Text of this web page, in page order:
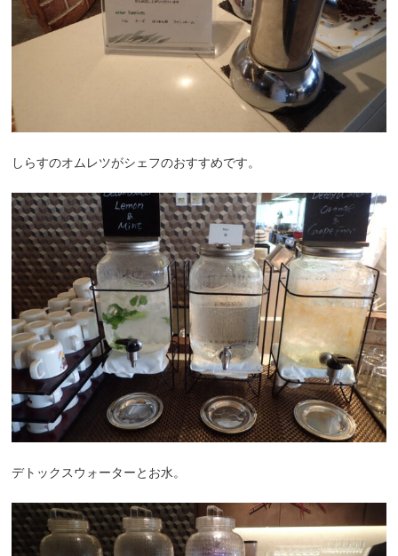
しらすのオムレツがシェフのおすすめです。
デトックスウォーターとお水。